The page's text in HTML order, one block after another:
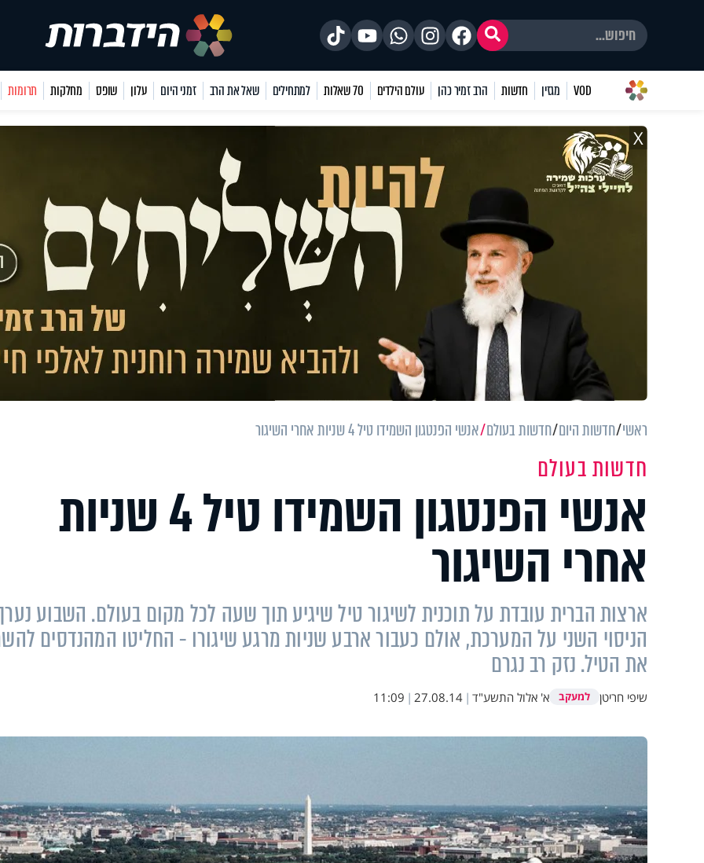
VOD מגזין חדשות הרב זמיר כהן עולם הילדים 70 שאלות למתחילים שאל את הרב זמני היום עלון שופס מחלקות תרומות
X
ראשי חדשות היום חדשות בעולם אנשי הפנטגון השמידו טיל 4 שניות אחרי השיגור
חדשות בעולם
אנשי הפנטגון השמידו טיל 4 שניות
אחרי השיגור
ארצות הברית עובדת על תוכנית לשיגור טיל שיגיע תוך שעה לכל מקום בעולם. השבוע
הניסוי השני על המערכת, אולם כעבור ארבע שניות מרגע שיגורו - החליטו המהנדסים
את הטיל. נזק רב נגרם
שיפי חריטן למעקב א' אלול התשע"ד |
27.08.14
|
11:09